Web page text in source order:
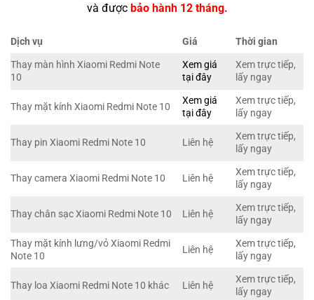
và được bảo hành 12 tháng.
Dịch vụ Giá
Thời gian
Thay màn hình Xiaomi Redmi Note
10
Xem giá
tại đây
Xem trực tiếp,
lấy ngay
Thay mặt kính Xiaomi Redmi Note 10
Xem giá
tại đây
Xem trực tiếp,
lấy ngay
Thay pin Xiaomi Redmi Note 10 Liên hệ
Xem trực tiếp,
lấy ngay
Thay camera Xiaomi Redmi Note 10 Liên hệ
Xem trực tiếp,
lấy ngay
Thay chân sạc Xiaomi Redmi Note 10 Liên hệ
Xem trực tiếp,
lấy ngay
Thay mặt kính lưng/vỏ Xiaomi Redmi
Note 10
Liên hệ
Xem trực tiếp,
lấy ngay
Thay loa Xiaomi Redmi Note 10 khác Liên hệ
Xem trực tiếp,
lấy ngay